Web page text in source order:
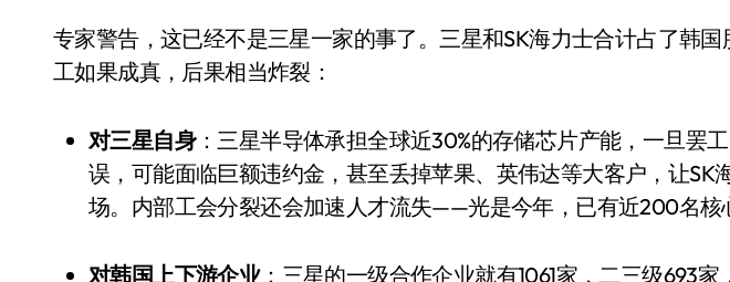
专家警告，这已经不是三星一家的事了。三星和SK海力士合计占了韩国
工如果成真，后果相当炸裂：
对三星自身：三星半导体承担全球近30%的存储芯片产能，一旦罢
误，可能面临巨额违约金，甚至丢掉苹果、英伟达等大客户，让SK
场。内部工会分裂还会加速人才流失——光是今年，已有近200名核
对韩国上下游企业：三星的一级合作企业就有1061家，二三级693
追觅、石头科技注意：你
们的扫地机已被美国认定
净利润暴
开始靠“擦